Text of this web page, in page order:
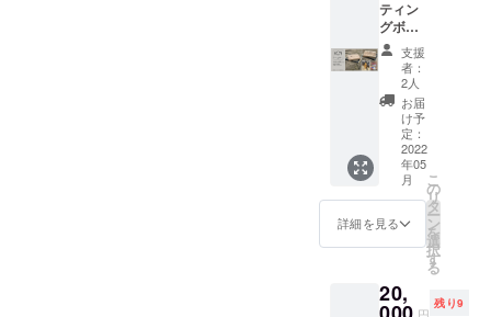
天中止
（CFの
ご支援
者様に
関して
は、荒
天中止
の際は
同じ月
で振り
できる
場合は
えま
す。振
ただけ
ますと
助かり
ます。
区画は
5m×5m
を想
定。車
での入
場はで
きませ
隣に駐
車場1台
たしま
さい。
レンタ
ル品も
多少ご
用意し
ており
ます。
※BBQ
などを
するた
めにあ
め区画
が必要
ちらの
定）。
※スペー
スの都
合によ
り、先
着のお
客様の
み、
タープ
設営を
可とし
ます。
その
アなど
は自由
うな返
礼品
を、、
、と考
えてい
ること
もお伝
えし、
「まさ
に音楽
フェス
も大好
きなん
で
す！」
とでコ
ラボ
ていた
だきき
ます。
南出も
持って
るギ
ターや
ベース
に1本ず
つ揃え
たい
な、と
思える
スト
ラッ
ひお早
めにお
コラボ
スト
ラップ
のご相
談をさ
せてい
ただい
たとこ
ろ、快
諾いた
だきま
した！
限定5
本。
AMPロ
ゴをあ
ばかり
ではな
く、音
楽関係
で何か
ないか
な、、
、と考
えてい
たとこ
ca*caさ
んのス
トラッ
と思い
至った
り扱い
されて
いるよ
うです
よ！ 今
回、音
楽とア
ウトド
アの架
け橋と
なるよ
礼品
を、、
ウトド
いただ
けるこ
とにな
りまし
た。 実
はプロ
の方々
もたく
さん使
用され
ている
ター・
ベース
スト
ルスト
ラップ
を この
度、ク
ラウド
ファン
ディン
グの返
礼品と
して
我々
「BEAT
CAMP /
コラボ
レー
ザーハ
ンドル
キーホ
ルダー
を この
度、ク
ラウド
ファン
ディン
グの返
礼品と
して
我々
「BEAT
マン
ラ」と
ティン
グボー
ド＋
モーテ
ルキー
＋ス
テッ
カー
シー
ト】 神
戸市長
田区で
ショッ
プを営
まれる
MBERS
」。
支援
者：
2人
お届
け予
定：
2022
年05
月
詳細を見る
こ
の
リ
タ
ー
ン
を
選
択
す
る
20,
円
残り9